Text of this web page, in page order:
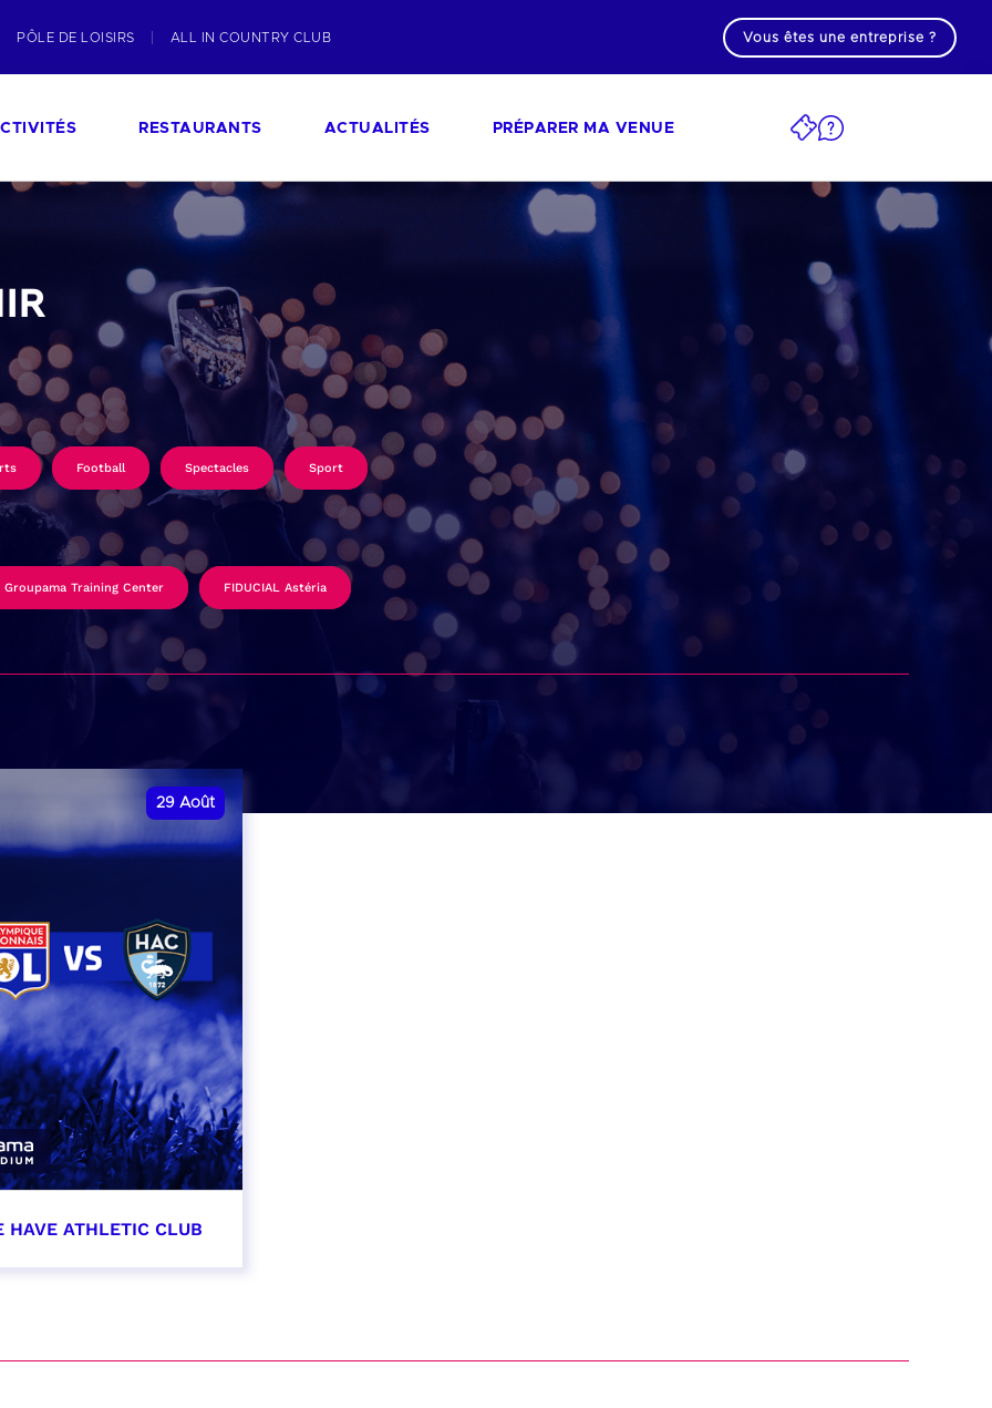
PÔLE DE LOISIRS ALL IN COUNTRY CLUB Vous êtes une entreprise ?
RESTAURANTS ACTUALITÉS PRÉPARER MA VENUE
Football Spectacles Sport
Groupama Training Center FIDUCIAL Astéria
29 Août
HAVE ATHLETIC CLUB